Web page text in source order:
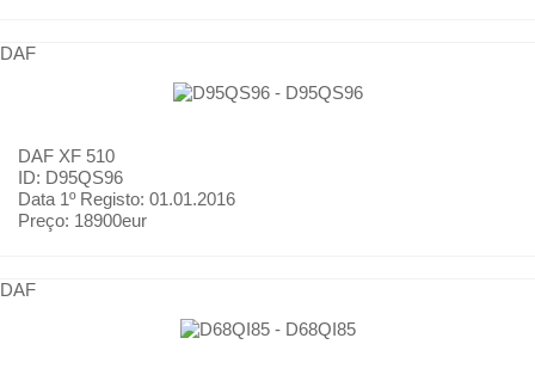
DAF
DAF XF 510
ID: D95QS96
Data 1º Registo: 01.01.2016
Preço: 18900eur
DAF